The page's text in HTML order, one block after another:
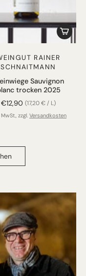
RAINER
SCHNAITMANN
Sauvignon
trocken 2025
€12,90 (17,20 € / L)
zzgl. Versandkosten